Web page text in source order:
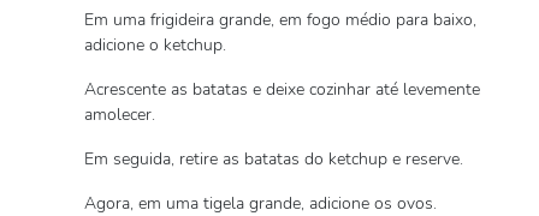
Em uma frigideira grande, em fogo médio para baixo,
adicione o ketchup.
Acrescente as batatas e deixe cozinhar até levemente
amolecer.
Em seguida, retire as batatas do ketchup e reserve.
Agora, em uma tigela grande, adicione os ovos.